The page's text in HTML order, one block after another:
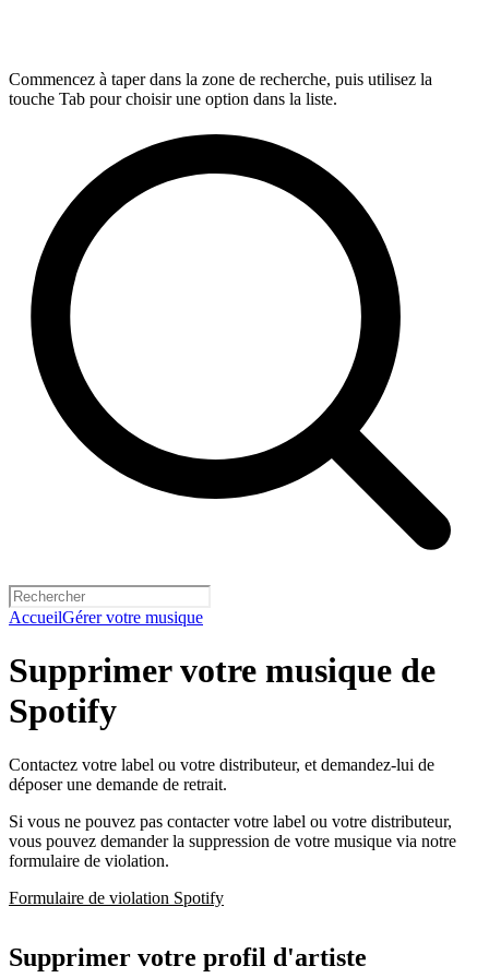
Commencez à taper dans la zone de recherche, puis utilisez la
touche Tab pour choisir une option dans la liste.
AccueilGérer votre musique
Supprimer votre musique de
Spotify
Contactez votre label ou votre distributeur, et demandez-lui de
déposer une demande de retrait.
Si vous ne pouvez pas contacter votre label ou votre distributeur,
vous pouvez demander la suppression de votre musique via notre
formulaire de violation.
Formulaire de violation Spotify
Supprimer votre profil d'artiste